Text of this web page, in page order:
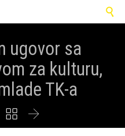

ugovor sa
za kulturu,
TK-a
 